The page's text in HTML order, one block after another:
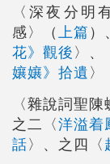
〈深夜分明
感〉（ 上篇 ）
花》觀後〉、
孃孃》拾遺〉
〈雜說詞聖
之二〈洋溢着
話〉、之四〈